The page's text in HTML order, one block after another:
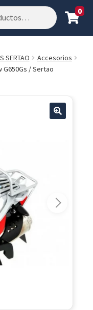
0
SERTAO
Accesorios
G650Gs / Sertao